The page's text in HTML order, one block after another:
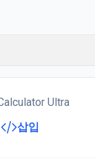
Ultra
삽입